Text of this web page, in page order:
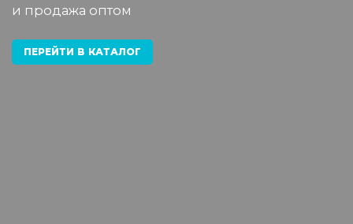
и продажа оптом
ПЕРЕЙТИ В КАТАЛОГ